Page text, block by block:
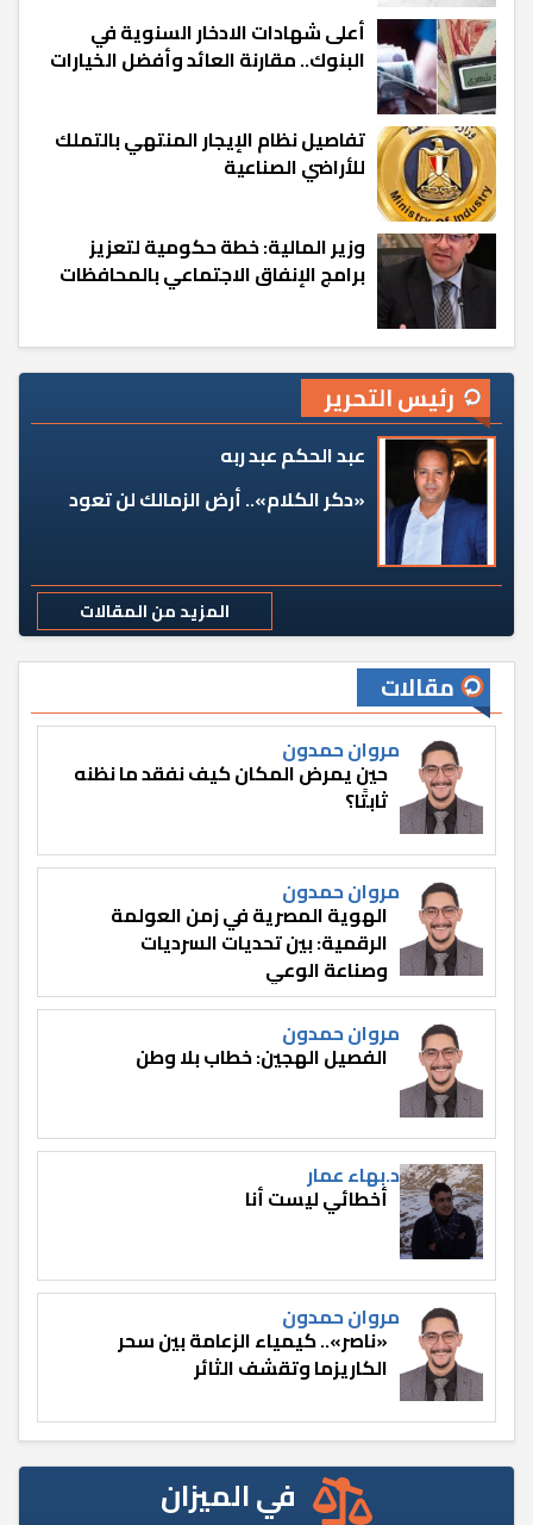
أعلى شهادات الادخار السنوية في
البنوك.. مقارنة العائد وأفضل الخيارات
تفاصيل نظام الإيجار المنتهي بالتملك
للأراضي الصناعية
وزير المالية: خطة حكومية لتعزيز
برامج الإنفاق الاجتماعي بالمحافظات
رئيس التحرير
عبد الحكم عبد ربه
«دكر الكلام».. أرض الزمالك لن تعود
المزيد من المقالات
مقالات
مروان حمدون
حين يمرض المكان كيف نفقد ما نظنه
ثابتًا؟
مروان حمدون
الهوية المصرية في زمن العولمة
الرقمية: بين تحديات السرديات
وصناعة الوعي
مروان حمدون
الفصيل الهجين: خطاب بلا وطن
د.بهاء عمار
أخطائي ليست أنا
مروان حمدون
«ناصر».. كيمياء الزعامة بين سحر
الكاريزما وتقشف الثائر
في الميزان